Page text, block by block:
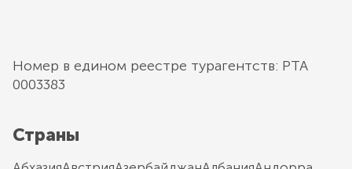
Номер в едином реестре турагентств: РТА
0003383
Страны